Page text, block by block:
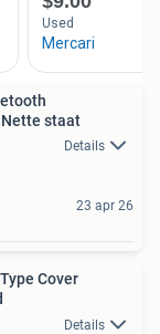
staat
Details
23 apr 26
Cover
Details